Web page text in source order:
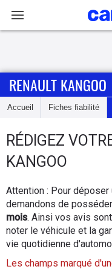
Accueil
Essais
d'achat
Electriques
RENAULT KANGOO
Accueil Fiches fiabilité
RÉDIGEZ
KANGOO
Attention : Pour
demandons de
mois. Ainsi vos avis
noter le véhicule et la
vie quotidienne
Les champs marqué